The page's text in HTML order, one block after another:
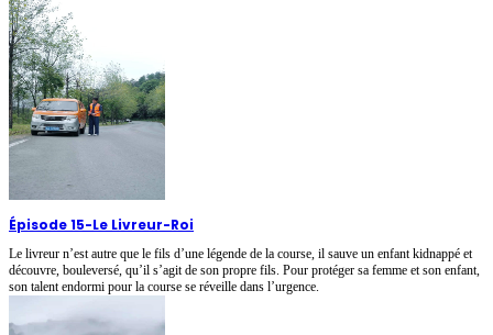
Épisode 15-Le Livreur-Roi
Le livreur n’est autre que le fils d’une légende de la course, il sauve un enfant kidnappé et
découvre, bouleversé, qu’il s’agit de son propre fils. Pour protéger sa femme et son enfant,
son talent endormi pour la course se réveille dans l’urgence.